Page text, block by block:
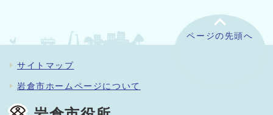
ページの先頭へ
サイトマップ
岩倉市ホームページについて